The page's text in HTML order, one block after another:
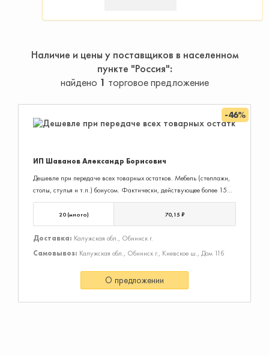
Наличие и цены у поставщиков в населенном
пункте "Россия"
найдено 1 торговое предложение
-46%
ИП Шаванов Александр Борисович
Дешевле при передаче всех товарных остатков. Мебель (стеллажи,
столы, стулья и т.п.) бонусом. Фактически, действующее более 15
лет дело.
20 (много) 70,15 ₽
Доставка: Калужская обл., Обнинск г.
Самовывоз: Калужская обл., Обнинск г., Киевское ш., Дом 11б
О предложении